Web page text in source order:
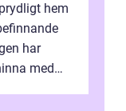
hem
har
med